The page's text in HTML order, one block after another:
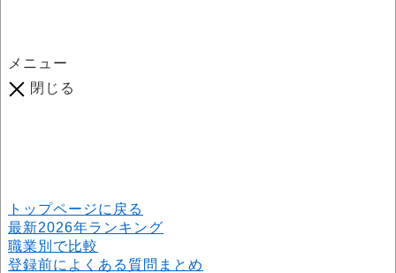
メニュー
閉じる
トップページに戻る
最新2026年ランキング
職業別で比較
登録前によくある質問まとめ